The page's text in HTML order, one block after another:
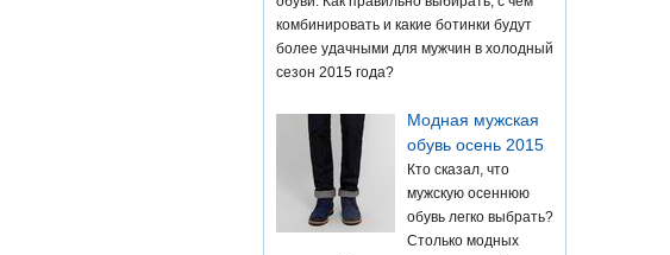
комбинировать и какие ботинки будут
более удачными для мужчин в холодный
сезон 2015 года?
Модная мужская
обувь осень 2015
Кто сказал, что
мужскую осеннюю
обувь легко выбрать?
Столько модных